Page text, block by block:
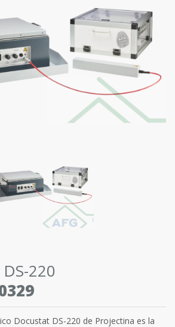
220
Docustat DS-220 de Projectina es la